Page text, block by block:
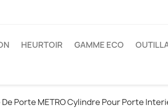
HEURTOIR GAMME ECO
Porte METRO Cylindre Pour Porte